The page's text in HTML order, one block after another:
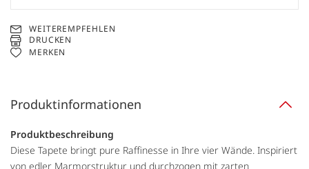
WEITEREMPFEHLEN
DRUCKEN
MERKEN
Produktinformationen
Produktbeschreibung
Diese Tapete bringt pure Raffinesse in Ihre vier Wände. Inspiriert
von edler Marmorstruktur und durchzogen mit zarten